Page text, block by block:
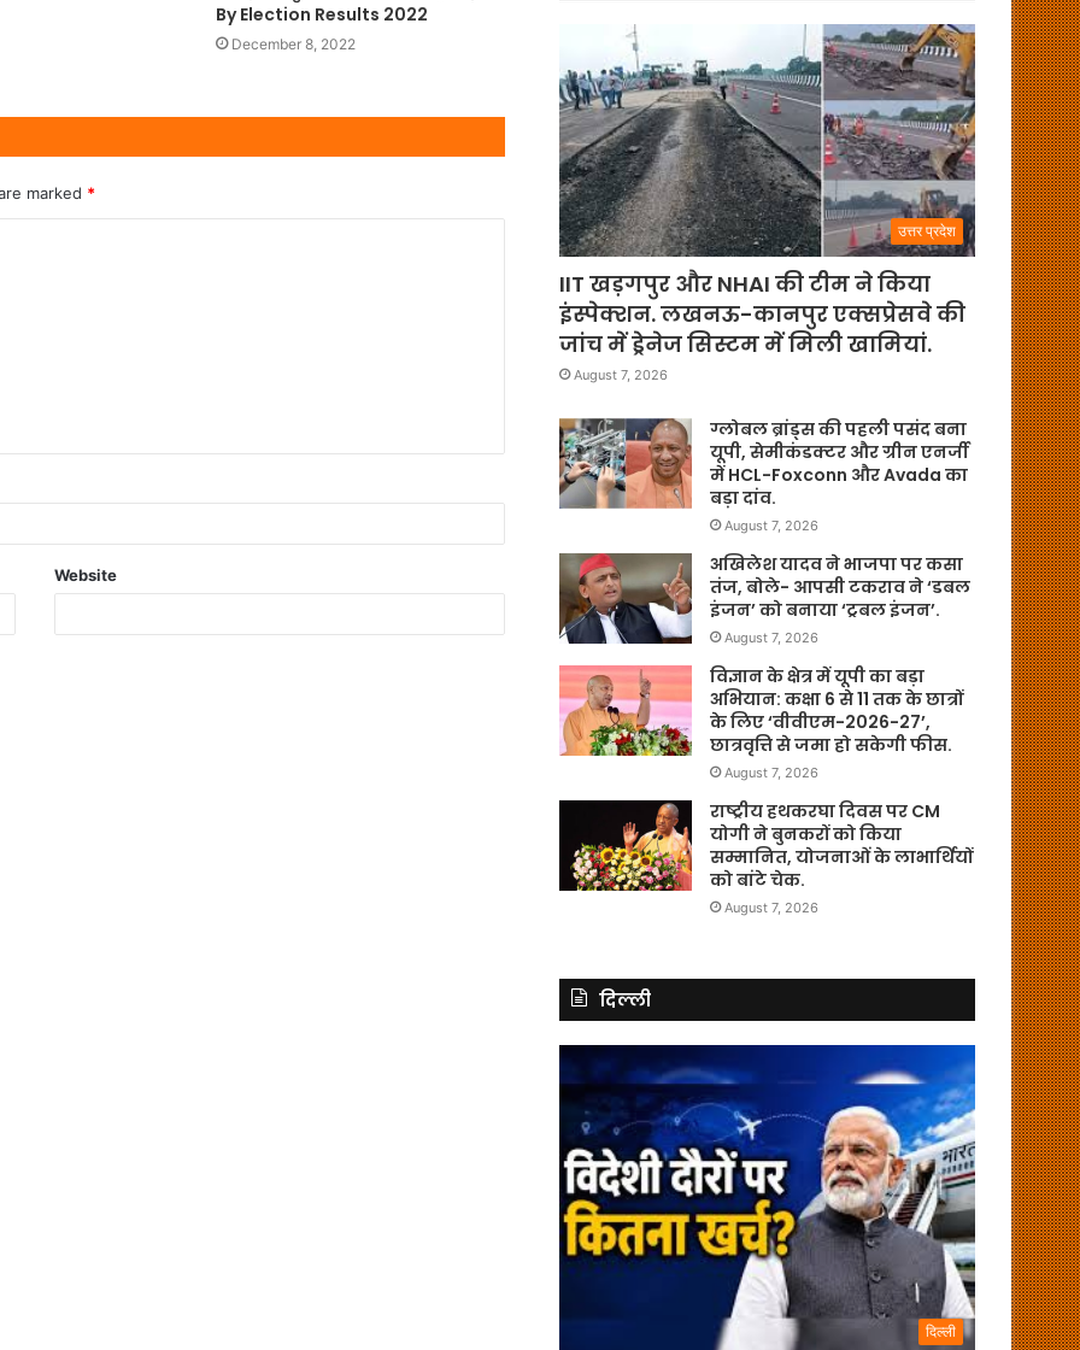
By Election Results 2022
December 8, 2022
marked *
Website
उत्तर प्रदेश
IIT खड़गपुर और NHAI की टीम ने किया
इंस्पेक्शन. लखनऊ-कानपुर एक्सप्रेसवे की
जांच में ड्रेनेज सिस्टम में मिली खामियां.
August 7, 2026
ग्लोबल ब्रांड्स की पहली पसंद बना
यूपी, सेमीकंडक्टर और ग्रीन एनर्जी
में HCL-Foxconn और Avada का
बड़ा दांव.
August 7, 2026
अखिलेश यादव ने भाजपा पर कसा
तंज, बोले- आपसी टकराव ने ‘डबल
इंजन’ को बनाया ‘ट्रबल इंजन’.
August 7, 2026
विज्ञान के क्षेत्र में यूपी का बड़ा
अभियान: कक्षा 6 से 11 तक के छात्रों
के लिए ‘वीवीएम-2026-27’,
छात्रवृत्ति से जमा हो सकेगी फीस.
August 7, 2026
राष्ट्रीय हथकरघा दिवस पर CM
योगी ने बुनकरों को किया
सम्मानित, योजनाओं के लाभार्थियों
को बांटे चेक.
August 7, 2026
दिल्ली
दिल्ली